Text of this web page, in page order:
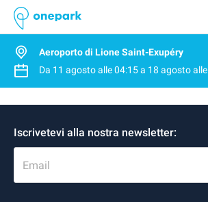
Aeroporto di Lione Saint-Exupéry
Da 11 agostoalle04:15a 18 agostoalle
Iscrivetevi alla nostra newsletter:
Email